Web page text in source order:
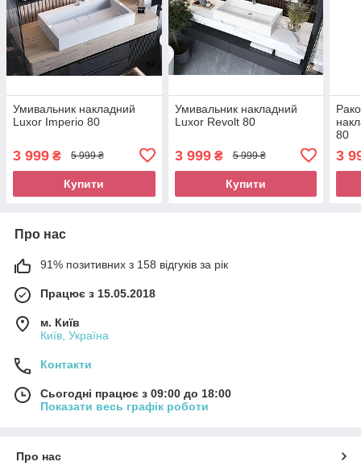
Умивальник накладний
Luxor Imperio 80
3 999 ₴ 5 999 ₴
Купити
Умивальник накладний
Luxor Revolt 80
3 999₴ 5 999 ₴
Купити
80
3
Про нас
91% позитивних з 158 відгуків за рік
Працює з 15.05.2018
м. Київ
Київ, Україна
Контакти
Сьогодні працює з 09:00 до 18:00
Показати весь графік роботи
Про нас